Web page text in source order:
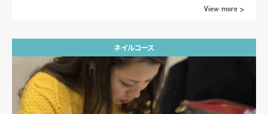
View more >
ネイルコース